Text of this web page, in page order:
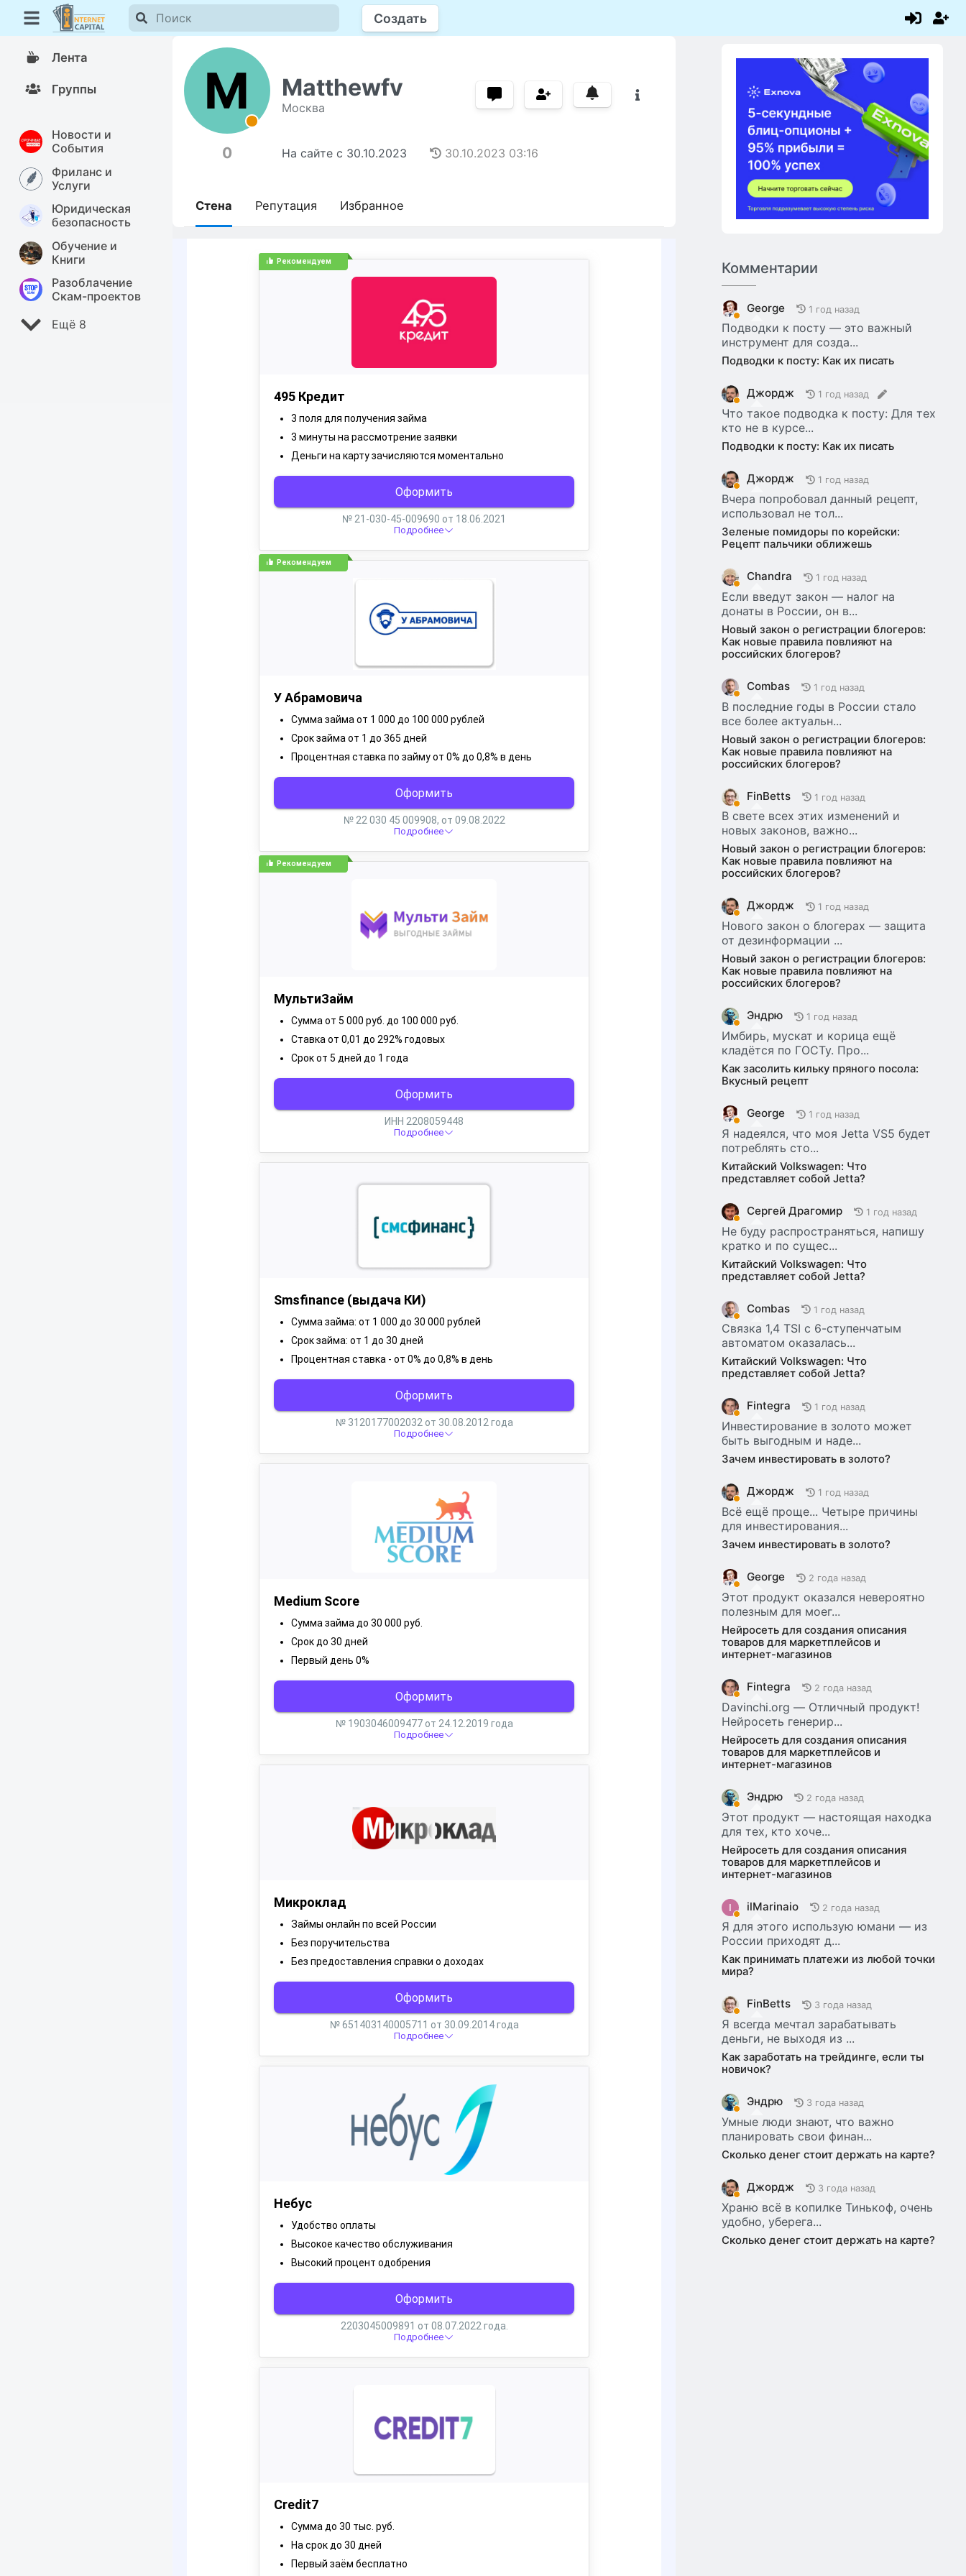
Создать
Лента
Группы
Новости и
События
Фриланс и
Услуги
Юридическая
безопасность
Обучение и
Книги
Разоблачение
Скам-проектов
Ещё 8
M Matthewfv
Москва
0 На сайте с 30.10.2023 30.10.2023 03:16
Стена Репутация Избранное
Комментарии
George 1 год назад
Подводки к посту — это важный
инструмент для созда...
Подводки к посту: Как их писать
Джордж 1 год назад
Что такое подводка к посту: Для тех
кто не в курсе...
Подводки к посту: Как их писать
Джордж 1 год назад
Вчера попробовал данный рецепт,
использовал не тол...
Зеленые помидоры по корейски:
Рецепт пальчики оближешь
Chandra 1 год назад
Если введут закон — налог на
донаты в России, он в...
Новый закон о регистрации блогеров:
Как новые правила повлияют на
российских блогеров?
Combas 1 год назад
В последние годы в России стало
все более актуальн...
Новый закон о регистрации блогеров:
Как новые правила повлияют на
российских блогеров?
FinBetts 1 год назад
В свете всех этих изменений и
новых законов, важно...
Новый закон о регистрации блогеров:
Как новые правила повлияют на
российских блогеров?
Джордж 1 год назад
Нового закон о блогерах — защита
от дезинформации ...
Новый закон о регистрации блогеров:
Как новые правила повлияют на
российских блогеров?
Эндрю 1 год назад
Имбирь, мускат и корица ещё
кладётся по ГОСТу. Про...
Как засолить кильку пряного посола:
Вкусный рецепт
George 1 год назад
Я надеялся, что моя Jetta VS5 будет
потреблять сто...
Китайский Volkswagen: Что
представляет собой Jetta?
Сергей Драгомир 1 год назад
Не буду распространяться, напишу
кратко и по сущес...
Китайский Volkswagen: Что
представляет собой Jetta?
Combas 1 год назад
Связка 1,4 TSI с 6-ступенчатым
автоматом оказалась...
Китайский Volkswagen: Что
представляет собой Jetta?
Fintegra 1 год назад
Инвестирование в золото может
быть выгодным и наде...
Зачем инвестировать в золото?
Джордж 1 год назад
Всё ещё проще... Четыре причины
для инвестирования...
Зачем инвестировать в золото?
George 2 года назад
Этот продукт оказался невероятно
полезным для моег...
Нейросеть для создания описания
товаров для маркетплейсов и
интернет-магазинов
Fintegra 2 года назад
Davinchi.org — Отличный продукт!
Нейросеть генерир...
Нейросеть для создания описания
товаров для маркетплейсов и
интернет-магазинов
Эндрю 2 года назад
Этот продукт — настоящая находка
для тех, кто хоче...
Нейросеть для создания описания
товаров для маркетплейсов и
интернет-магазинов
I ilMarinaio 2 года назад
Я для этого использую юмани — из
России приходят д...
Как принимать платежи из любой точки
мира?
FinBetts 3 года назад
Я всегда мечтал зарабатывать
деньги, не выходя из ...
Как заработать на трейдинге, если ты
новичок?
Эндрю 3 года назад
Умные люди знают, что важно
планировать свои финан...
Сколько денег стоит держать на карте?
Джордж 3 года назад
Храню всё в копилке Тинькоф, очень
удобно, уберега...
Сколько денег стоит держать на карте?